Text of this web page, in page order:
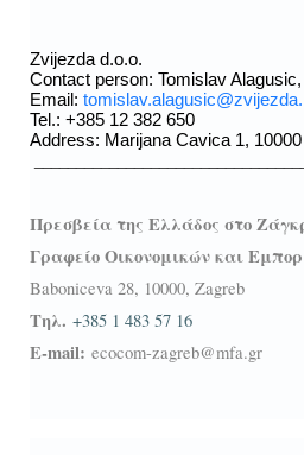
Zvijezda d.o.o.
Contact person: Tomislav
Email:
Tel.: +385 12 382 650
Address: Marijana Cavica 1,
Πρεσβεία της Ελλάδος στο
Γραφείο Οικονομικών και
Baboniceva 28, 10000, Zagreb
Τηλ. +385 1 483 57 16
E-mail: ecocom-zagreb@mfa.gr